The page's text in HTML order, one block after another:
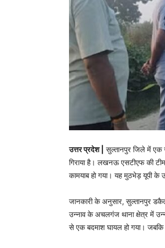
उत्तर प्रदेश | सुल्तानपुर जिले में एक
गिराया है। लखनऊ एसटीएफ की
कामयाब हो गया। यह मुठभेड़ यूपी के
जानकारी के अनुसार, सुल्तानपुर
उन्नाव के अचलगंज थाना क्षेत्र में
से एक बदमाश घायल हो गया। जबकि